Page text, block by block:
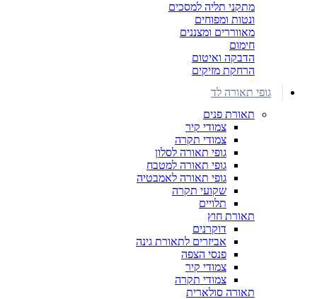
מתקני תליה למסכים
ונטות ומפוחים
מאווררים ומצננים
חימום
הדבקה ואיטום
הרחקת מזיקים
גופי תאורה לד
תאורת פנים
צמודי קיר
צמודי תקרה
גופי תאורה לסלון
גופי תאורה למטבח
גופי תאורה לאמבטיה
שקועי תקרה
תלויים
תאורת חוץ
דוקרנים
אביזרים לתאורת גינה
פנסי הצפה
צמודי קיר
צמודי תקרה
תאורה סולארית